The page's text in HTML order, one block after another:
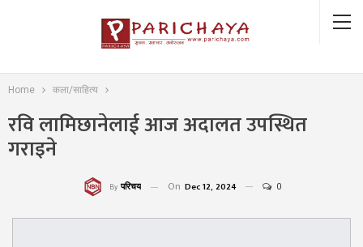
Home कला/साहित्य
रवि लामिछानेलाई आज अदालत उपस्थित
गराइने
By परिचय On Dec 12, 2024 0